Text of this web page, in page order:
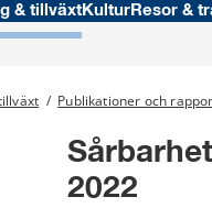
& tillväxtKulturResor &
/ Publikationer och
2022